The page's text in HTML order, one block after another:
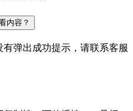
内容？
弹出成功提示，请联系客服